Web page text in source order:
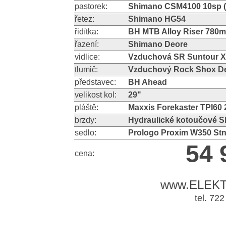
pastorek:
Shimano CSM4100 10sp
řetez:
Shimano HG54
řidítka:
BH MTB Alloy Riser
řazení:
Shimano Deore
vidlice:
Vzduchová SR Suntour
tlumič:
Vzduchový Rock Shox
představec:
BH Ahead
velikost kol:
29"
pláště:
Maxxis Forekaster TPI60
brzdy:
Hydraulické kotoučové
sedlo:
Prologo Proxim W350 Stn
cena: 54
tel.